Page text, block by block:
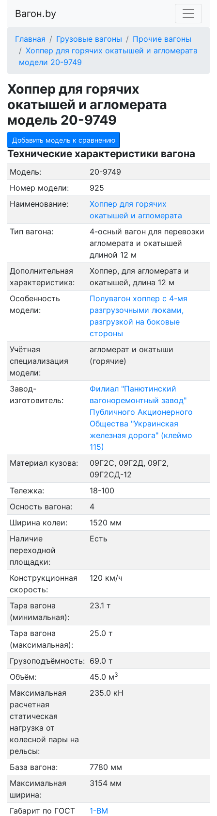
Вагон.by
Главная Грузовые вагоны
Прочие вагоны
Хоппер для горячих окатышей и агломерата
модели 20-9749
Хоппер для горячих
окатышей и агломерата
модель 20-9749
Добавить модель к сравнению
Технические характеристики вагона
Модель:
20-9749
Номер модели:
925
Наименование:
Хоппер для горячих
окатышей и агломерата
Тип вагона:
4-осный вагон для перевозки
агломерата и окатышей
длиной 12 м
Дополнительная
характеристика:
Хоппер, для агломерата и
окатышей, длина 12 м
Особенность
модели:
Полувагон хоппер с 4-мя
разгрузочными люками,
разгрузкой на боковые
стороны
Учётная
специализация
модели:
агломерат и окатыши
(горячие)
Завод-
изготовитель:
Филиал "Панютинский
вагоноремонтный завод"
Публичного Акционерного
Общества "Украинская
железная дорога" (клеймо
115)
Материал кузова:
09Г2С, 09Г2Д, 09Г2,
09Г2СД-12
Тележка:
18-100
Осность вагона:
4
Ширина колеи:
1520 мм
Наличие
переходной
площадки:
Есть
Конструкционная
скорость:
120 км/ч
Тара вагона
(минимальная):
23.1 т
Тара вагона
(максимальная):
25.0 т
Грузоподъёмность: 69.0 т
Объём:
45.0 м3
Максимальная
расчетная
статическая
нагрузка от
колесной пары на
рельсы:
235.0 кН
База вагона:
7780 мм
Максимальная
ширина:
3154 мм
Габарит по ГОСТ
1-ВМ